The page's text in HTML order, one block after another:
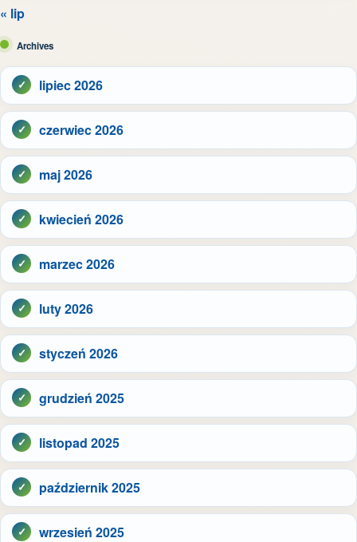
« lip
Archives
lipiec 2026
czerwiec 2026
maj 2026
kwiecień 2026
marzec 2026
luty 2026
styczeń 2026
grudzień 2025
listopad 2025
październik 2025
wrzesień 2025